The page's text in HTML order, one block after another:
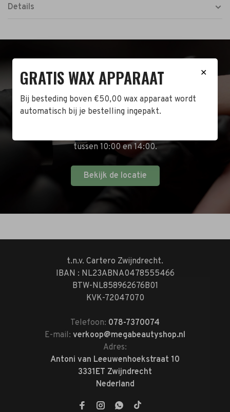
Details
BEZOEK DE WINKEL!
Naast de online shop hebben wij ook een fysieke
winkel in Zwijndrecht! Het adres is: Antoni van
tussen 10:00 en 14:00.
Bekijk de locatie
t.n.v. Cartero Zwijndrecht.
IBAN : NL23ABNA0478555466
BTW-NL858962676B01
KVK-72047070
Telefoon: 078-7370074
E-mail: verkoop@megabeautyshop.nl
Adres:
Antoni van Leeuwenhoekstraat 10
3331ET Zwijndrecht
Nederland
✕
GRATIS WAX APPARAAT
Bij besteding boven €50,00 wax apparaat wordt
automatisch bij je bestelling ingepakt.